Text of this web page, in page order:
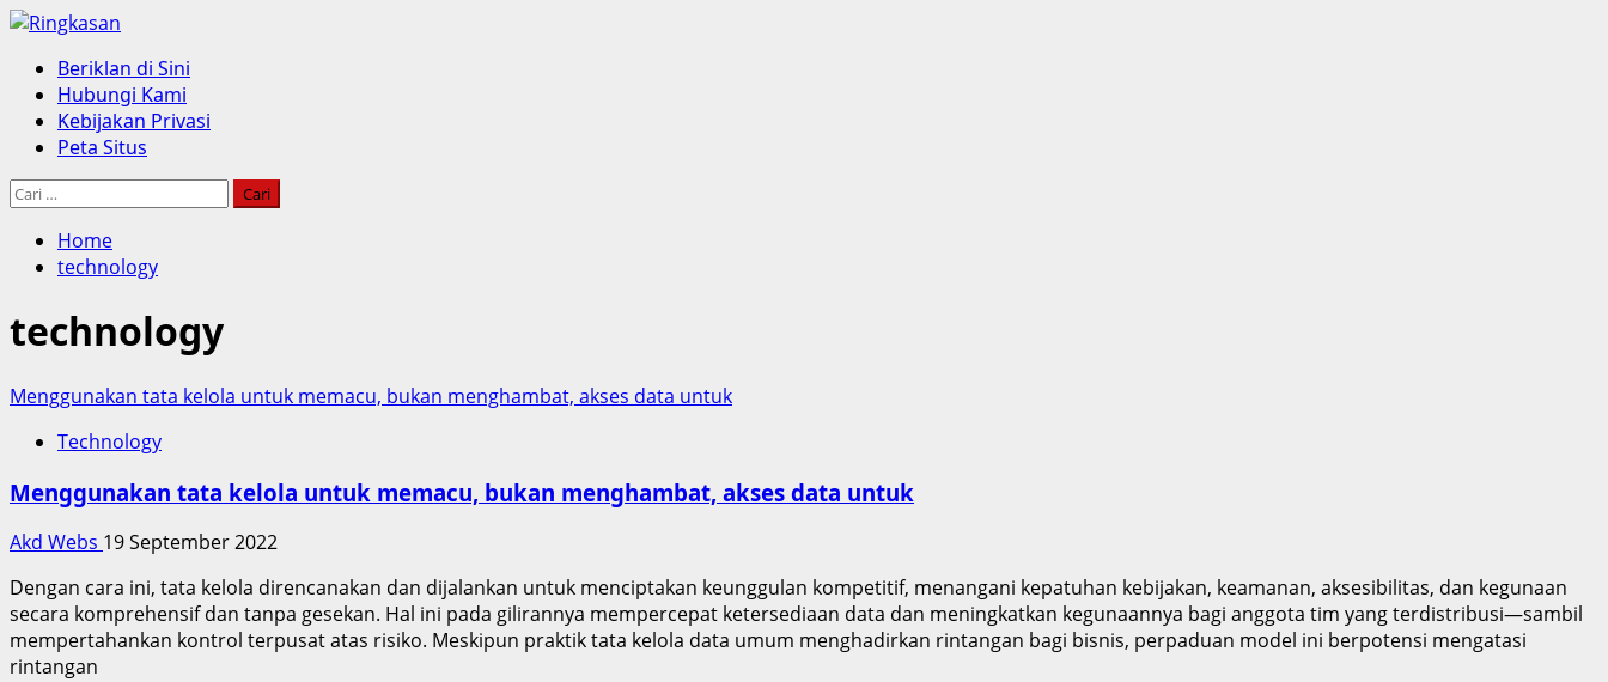
Skip
content
Primary
Menu
Beriklan di Sini
Hubungi Kami
Kebijakan Privasi
Peta Situs
Cari
Home
technology
technology
Menggunakan tata kelola untuk memacu, bukan menghambat, akses data untuk
Technology
Menggunakan tata kelola untuk memacu, bukan menghambat, akses data untuk
Akd Webs 19 September 2022
Dengan cara ini, tata kelola direncanakan dan dijalankan untuk menciptakan keunggulan kompetitif, menangani kepatuhan kebijakan, keamanan, aksesibilitas, dan kegunaan
secara komprehensif dan tanpa gesekan. Hal ini pada gilirannya mempercepat ketersediaan data dan meningkatkan kegunaannya bagi anggota tim yang terdistribusi—sambil
mempertahankan kontrol terpusat atas risiko. Meskipun praktik tata kelola data umum menghadirkan rintangan bagi bisnis, perpaduan model ini berpotensi mengatasi
rintangan